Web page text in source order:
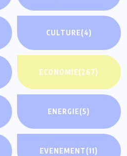
CULTURE(4)
ECONOMIE(267)
ENERGIE(5)
EVENEMENT(11)